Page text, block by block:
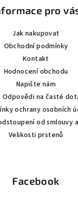
pro
Jak nakupovat
Obchodní podmínky
Kontakt
Hodnocení obchodu
Napište nám
Odpovědi na časté
ochrany osobních
od smlouvy
Velikosti prstenů
Facebook